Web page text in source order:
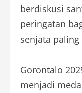
berdiskusi
peringatan
senjata
Gorontalo
menjadi